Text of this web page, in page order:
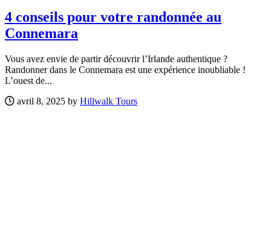
4 conseils pour votre randonnée au
Connemara
Vous avez envie de partir découvrir l’Irlande authentique ?
Randonner dans le Connemara est une expérience inoubliable !
L’ouest de...
avril 8, 2025 by Hillwalk Tours